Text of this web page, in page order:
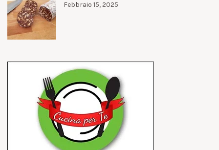
Febbraio 15, 2025